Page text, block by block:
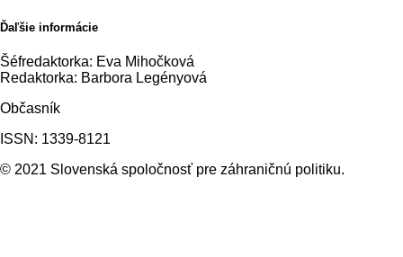
Ďaľšie informácie
Šéfredaktorka: Eva Mihočková
Redaktorka: Barbora Legényová
Občasník
ISSN: 1339-8121
© 2021 Slovenská spoločnosť pre záhraničnú politiku.